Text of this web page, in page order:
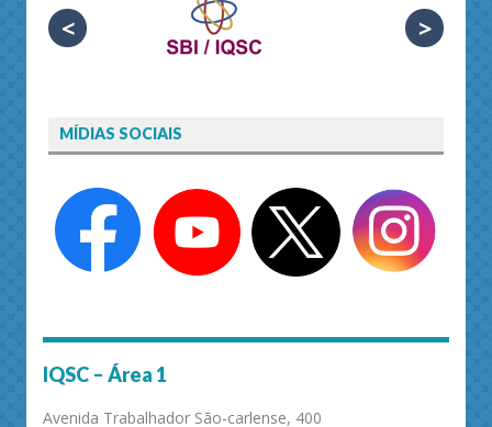
< >
MÍDIAS SOCIAIS
IQSC – Área 1
Avenida Trabalhador São-carlense, 400